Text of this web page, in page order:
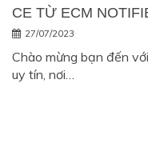
CE TỪ ECM
27/07/2023
Chào mừng bạn đến
uy tín, nơi…